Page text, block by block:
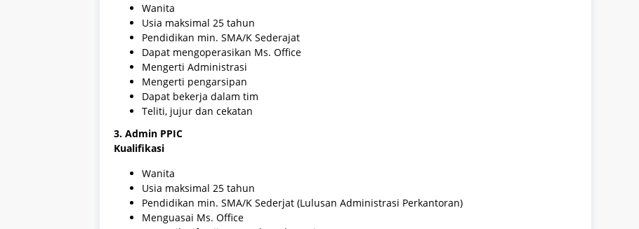
Wanita
Usia maksimal 25 tahun
Pendidikan min. SMA/K Sederajat
Dapat mengoperasikan Ms. Office
Mengerti Administrasi
Mengerti pengarsipan
Dapat bekerja dalam tim
Teliti, jujur dan cekatan
3. Admin PPIC
Kualifikasi
Wanita
Usia maksimal 25 tahun
Pendidikan min. SMA/K Sederjat (Lulusan Administrasi Perkantoran)
Menguasai Ms. Office